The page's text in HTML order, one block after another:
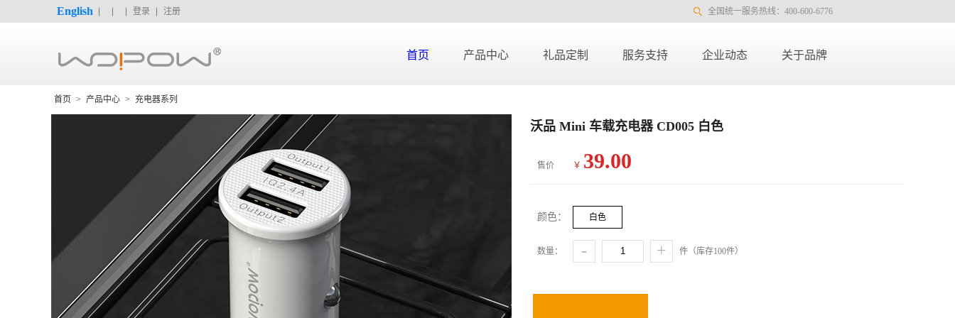
全国统一服务热线：400-600-6776
English 登录 注册
首页 产品中心 礼品定制 服务支持 企业动态 关于品牌
首页 > 产品中心 > 充电器系列
沃品 Mini 车载充电器 CD005 白色
售价 ￥ 39.00
颜色： 白色
数量： - + 件（库存100件）